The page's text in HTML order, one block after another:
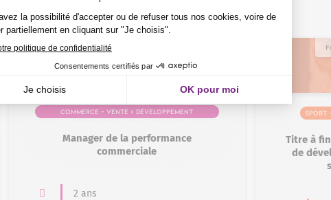
Formation en alternance
Commerce – Vente > Développement
Manager de la performance
commerciale
2 ans
Sport
Titre à
de